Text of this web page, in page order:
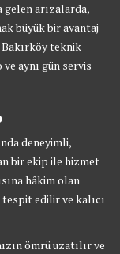
gelen arızalarda,
büyük bir avantaj
Bakırköy teknik
aynı gün servis
deneyimli,
bir ekip ile hizmet
hâkim olan
edilir ve kalıcı
ömrü uzatılır ve